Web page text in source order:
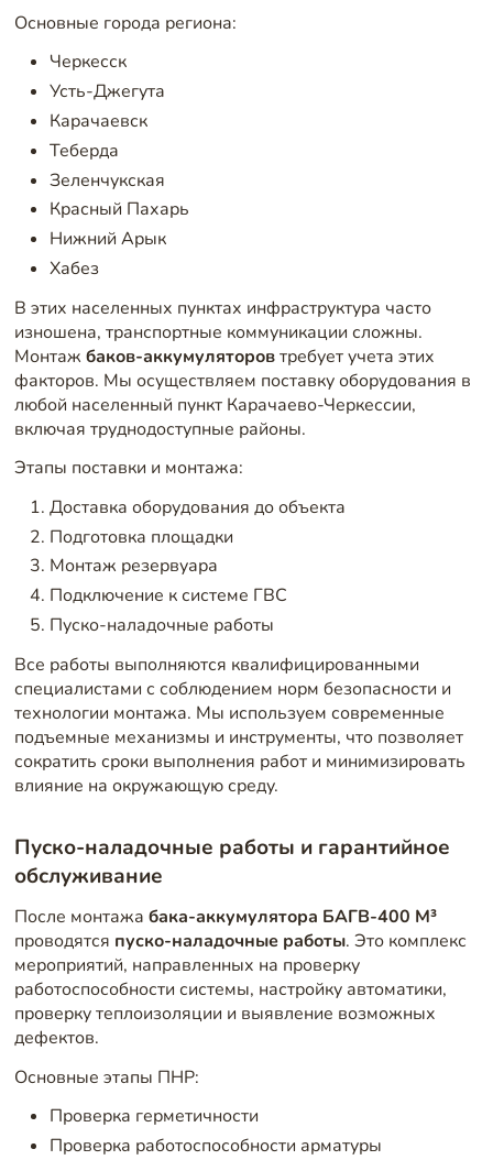
Основные города региона:
Черкесск
Усть-Джегута
Карачаевск
Теберда
Зеленчукская
Красный Пахарь
Нижний Арык
Хабез
В этих населенных пунктах инфраструктура часто
изношена, транспортные коммуникации сложны.
Монтаж баков-аккумуляторовтребует учета этих
факторов. Мы осуществляем поставку оборудования в
любой населенный пункт Карачаево-Черкессии,
включая труднодоступные районы.
Этапы поставки и монтажа:
Доставка оборудования до объекта
Подготовка площадки
Монтаж резервуара
Подключение к системе ГВС
Пуско-наладочные работы
Все работы выполняются квалифицированными
специалистами с соблюдением норм безопасности и
технологии монтажа. Мы используем современные
подъемные механизмы и инструменты, что позволяет
сократить сроки выполнения работ и минимизировать
влияние на окружающую среду.
Пуско-наладочные работы и гарантийное
обслуживание
После монтажа бака-аккумулятора БАГВ-400 М³
проводятся пуско-наладочные работы. Это комплекс
мероприятий, направленных на проверку
работоспособности системы, настройку автоматики,
проверку теплоизоляции и выявление возможных
дефектов.
Основные этапы ПНР:
Проверка герметичности
Проверка работоспособности арматуры